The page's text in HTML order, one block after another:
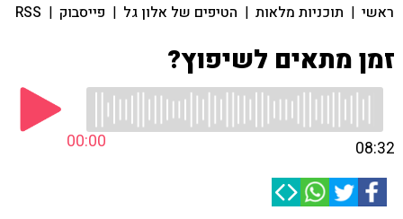
ראשי | תוכניות מלאות | הטיפים של אלון גל | פייסבוק |
RSS
זמן מתאים לשיפוץ?
00:00 08:32